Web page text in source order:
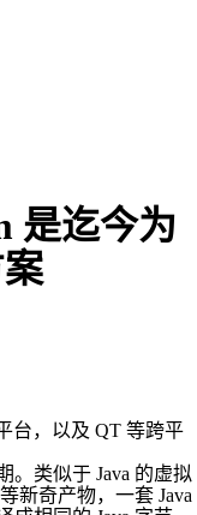
是迄今为
台，以及 QT 等跨平
。类似于 Java 的虚拟
新奇产物，一套 Java